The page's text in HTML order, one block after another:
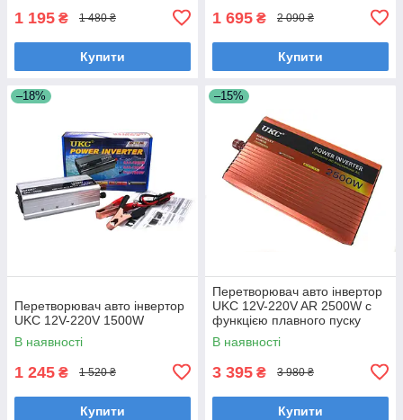
1 195 ₴ 1 480 ₴
Купити
1 695 ₴ 2 090 ₴
Купити
–18%
Перетворювач авто інвертор
UKC 12V-220V 1500W
В наявності
1 245 ₴ 1 520 ₴
Купити
–15%
Перетворювач авто інвертор
UKC 12V-220V AR 2500W c
функцією плавного пуску
В наявності
3 395 ₴ 3 980 ₴
Купити